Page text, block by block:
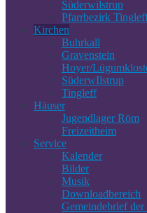
Süderwilstrup
Pfarrbezirk
Kirchen
Buhrkall
Gravenstein
Hoyer/
SüderwIlstrup
Tingleff
Häuser
Jugendlager Röm
Freizeitheim
Service
Kalender
Bilder
Musik
Downloadbereich
Gemeindebrief